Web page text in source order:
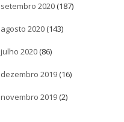
setembro 2020 (187)
agosto 2020 (143)
julho 2020 (86)
dezembro 2019 (16)
novembro 2019 (2)